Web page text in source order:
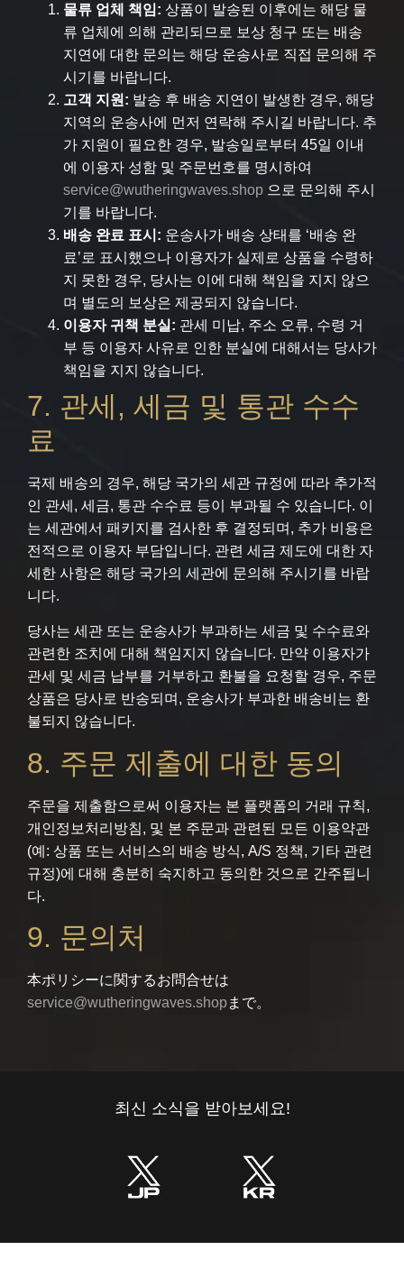
물류 업체 책임: 상품이 발송된 이후에는 해당 물
류 업체에 의해 관리되므로 보상 청구 또는 배송
지연에 대한 문의는 해당 운송사로 직접 문의해 주
시기를 바랍니다.
고객 지원: 발송 후 배송 지연이 발생한 경우, 해당
지역의 운송사에 먼저 연락해 주시길 바랍니다. 추
가 지원이 필요한 경우, 발송일로부터 45일 이내
에 이용자 성함 및 주문번호를 명시하여
service@wutheringwaves.shop 으로 문의해 주시
기를 바랍니다.
배송 완료 표시: 운송사가 배송 상태를 ‘배송 완
료’로 표시했으나 이용자가 실제로 상품을 수령하
지 못한 경우, 당사는 이에 대해 책임을 지지 않으
며 별도의 보상은 제공되지 않습니다.
이용자 귀책 분실: 관세 미납, 주소 오류, 수령 거
부 등 이용자 사유로 인한 분실에 대해서는 당사가
책임을 지지 않습니다.
7. 관세, 세금 및 통관 수수
료
국제 배송의 경우, 해당 국가의 세관 규정에 따라 추가적
인 관세, 세금, 통관 수수료 등이 부과될 수 있습니다. 이
는 세관에서 패키지를 검사한 후 결정되며, 추가 비용은
전적으로 이용자 부담입니다. 관련 세금 제도에 대한 자
세한 사항은 해당 국가의 세관에 문의해 주시기를 바랍
니다.
당사는 세관 또는 운송사가 부과하는 세금 및 수수료와
관련한 조치에 대해 책임지지 않습니다. 만약 이용자가
관세 및 세금 납부를 거부하고 환불을 요청할 경우, 주문
상품은 당사로 반송되며, 운송사가 부과한 배송비는 환
불되지 않습니다.
8. 주문 제출에 대한 동의
주문을 제출함으로써 이용자는 본 플랫폼의 거래 규칙,
개인정보처리방침, 및 본 주문과 관련된 모든 이용약관
(예: 상품 또는 서비스의 배송 방식, A/S 정책, 기타 관련
규정)에 대해 충분히 숙지하고 동의한 것으로 간주됩니
다.
9. 문의처
本ポリシーに関するお問合せは
service@wutheringwaves.shopまで。
최신 소식을 받아보세요!